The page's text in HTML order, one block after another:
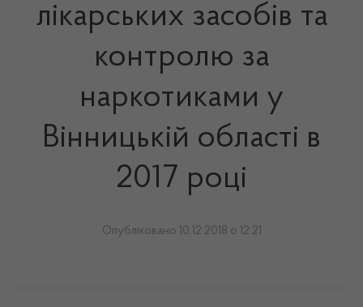
лікарських засобів та
контролю за
наркотиками у
Вінницькій області в
2017 році
Опубліковано 10.12.2018 о 12:21